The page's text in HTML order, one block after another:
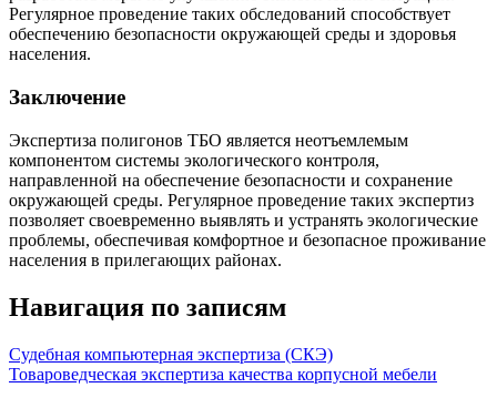
Регулярное проведение таких обследований способствует
обеспечению безопасности окружающей среды и здоровья
населения.
Заключение
Экспертиза полигонов ТБО является неотъемлемым
компонентом системы экологического контроля,
направленной на обеспечение безопасности и сохранение
окружающей среды. Регулярное проведение таких экспертиз
позволяет своевременно выявлять и устранять экологические
проблемы, обеспечивая комфортное и безопасное проживание
населения в прилегающих районах.
Навигация по записям
Судебная компьютерная экспертиза (СКЭ)
Товароведческая экспертиза качества корпусной мебели